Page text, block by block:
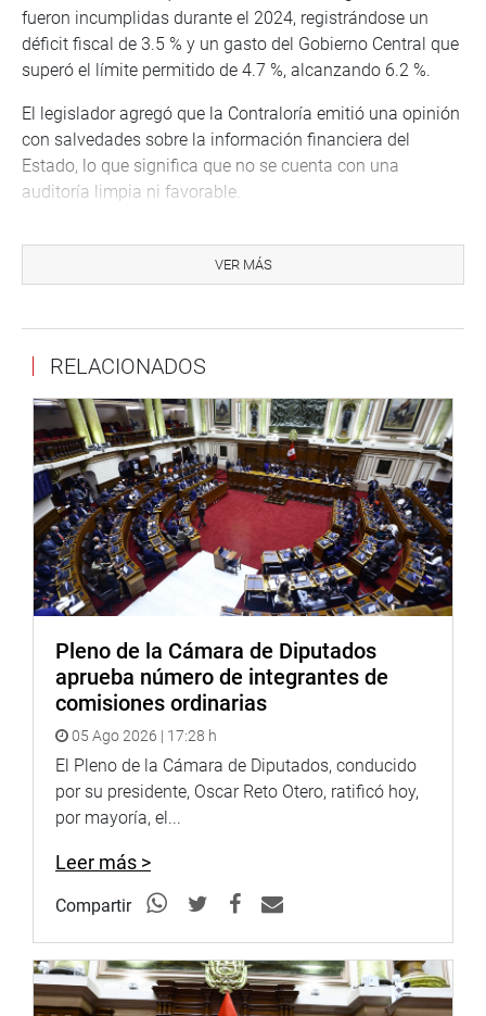
fueron incumplidas durante el 2024, registrándose un
déficit fiscal de 3.5 % y un gasto del Gobierno Central que
superó el límite permitido de 4.7 %, alcanzando 6.2 %.
El legislador agregó que la Contraloría emitió una opinión
con salvedades sobre la información financiera del
Estado, lo que significa que no se cuenta con una
auditoría limpia ni favorable.
millones en el rubro de construcciones en curso sin
identificación clara de su situación real, cifra que
S/ 43 mil millones, equivalentes al 3.6 % de los activos
“Se consignan obras concluidas y no entregadas, obras
sin saneamiento legal e incluso obras inexistentes
físicamente. Esto refleja un desbalance grave en la
gestión del gasto público durante el 2024”, enfatizó Soto.
De acuerdo con el informe de auditoría, 215 de las 320
entidades auditadas (67 %) recibieron opinión
desfavorable, lo que involucra S/ 380 mil millones en
regionales y el 97 % de los gobiernos locales auditados
presentan opiniones no limpias en sus estados
financieros.
El congresista José Cueto Aservi (HyD) advirtió que esta
situación se ha vuelto una práctica recurrente y que no
basta con desaprobar el informe cada año sin tomar
“El Congreso no solo debe quedarse en la no aprobación,
sino hacer un llamado de atención al Ministerio de
se aprueba la cuenta, pero tampoco se corrigen las
deficiencias, estamos normalizando el mal uso del dinero
público”, señaló.
VER MÁS
RELACIONADOS
Pleno de la Cámara de Diputados
aprueba número de integrantes de
comisiones ordinarias
05 Ago 2026 | 17:28 h
El Pleno de la Cámara de Diputados, conducido
por su presidente, Oscar Reto Otero, ratificó hoy,
por mayoría, el...
Leer más >
Compartir